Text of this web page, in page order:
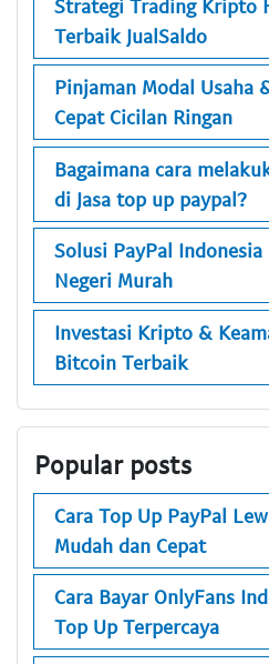
Strategi Trading Kripto
Terbaik JualSaldo
Pinjaman Modal Usaha
Cepat Cicilan Ringan
Bagaimana cara
di Jasa top up paypal?
Solusi PayPal
Negeri Murah
Investasi Kripto &
Bitcoin Terbaik
Popular posts
Cara Top Up PayPal
Mudah dan Cepat
Cara Bayar OnlyFans
Top Up Terpercaya